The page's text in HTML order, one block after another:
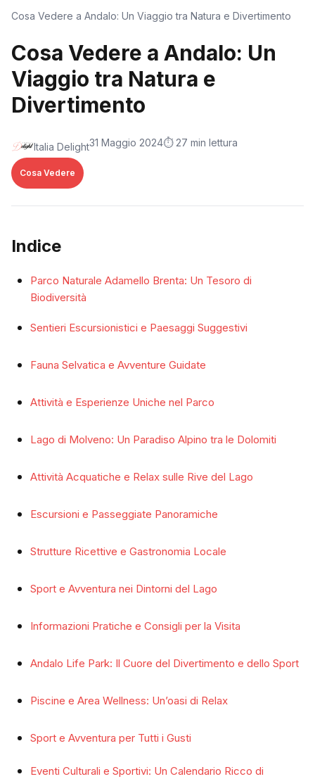
Cosa Vedere a Andalo: Un Viaggio tra Natura e Divertimento
Cosa Vedere a Andalo: Un
Viaggio tra Natura e
Divertimento
Italia Delight31 Maggio 2024⏱️ 27 min lettura
Cosa Vedere
Indice
Parco Naturale Adamello Brenta: Un Tesoro di
Biodiversità
Sentieri Escursionistici e Paesaggi Suggestivi
Fauna Selvatica e Avventure Guidate
Attività e Esperienze Uniche nel Parco
Lago di Molveno: Un Paradiso Alpino tra le Dolomiti
Attività Acquatiche e Relax sulle Rive del Lago
Escursioni e Passeggiate Panoramiche
Strutture Ricettive e Gastronomia Locale
Sport e Avventura nei Dintorni del Lago
Informazioni Pratiche e Consigli per la Visita
Andalo Life Park: Il Cuore del Divertimento e dello Sport
Piscine e Area Wellness: Un’oasi di Relax
Sport e Avventura per Tutti i Gusti
Eventi Culturali e Sportivi: Un Calendario Ricco di